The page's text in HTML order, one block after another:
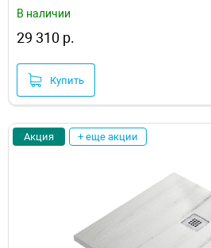
В наличии
29 310 р.
Купить
Акция + еще акции